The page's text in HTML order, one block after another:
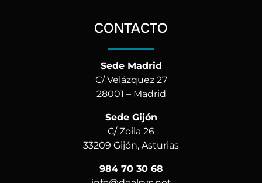
CONTACTO
Sede Madrid
C/ Velázquez 27
28001 – Madrid
Sede Gijón
C/ Zoila 26
33209 Gijón, Asturias
984 70 30 68